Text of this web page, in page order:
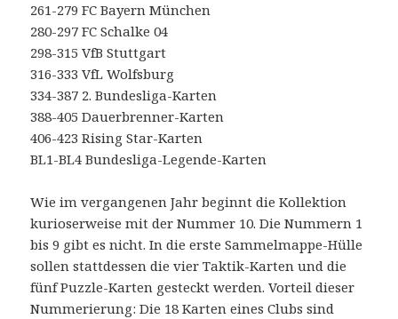
261-279 FC Bayern München
280-297 FC Schalke 04
298-315 VfB Stuttgart
316-333 VfL Wolfsburg
334-387 2. Bundesliga-Karten
388-405 Dauerbrenner-Karten
406-423 Rising Star-Karten
BL1-BL4 Bundesliga-Legende-Karten
Wie im vergangenen Jahr beginnt die Kollektion
kurioserweise mit der Nummer 10. Die Nummern 1
bis 9 gibt es nicht. In die erste Sammelmappe-Hülle
sollen stattdessen die vier Taktik-Karten und die
fünf Puzzle-Karten gesteckt werden. Vorteil dieser
Nummerierung: Die 18 Karten eines Clubs sind